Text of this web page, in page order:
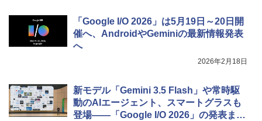
「Google I/O 2026」は5月19日～20日開
催へ、AndroidやGeminiの最新情報発表
へ
2026年2月18日
新モデル「Gemini 3.5 Flash」や常時駆
動のAIエージェント、スマートグラスも
登場――「Google I/O 2026」の発表まと